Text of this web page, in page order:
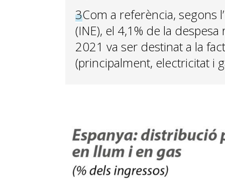
3Com a referència, segons
(INE), el 4,1% de la
2021 va ser destinat a la
(principalment, electricitat i